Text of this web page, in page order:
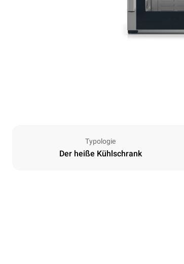
Typologie
Der heiße Kühlschrank